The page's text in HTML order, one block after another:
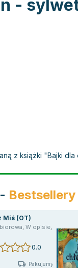
-
z książki "Bajki
Bestsellery
Miś (OT)
, W opisie, Lorena Marín
0.0
Pakujemy jutro